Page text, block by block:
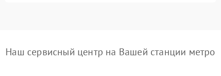
Наш сервисный центр на Вашей станции метро